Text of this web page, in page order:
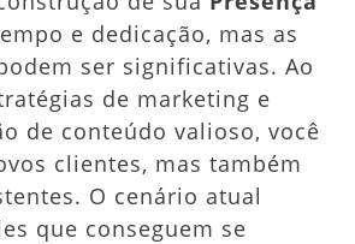
e dedicação, mas as
ser significativas. Ao
de marketing e
de conteúdo valioso, você
clientes, mas também
O cenário atual
que conseguem se